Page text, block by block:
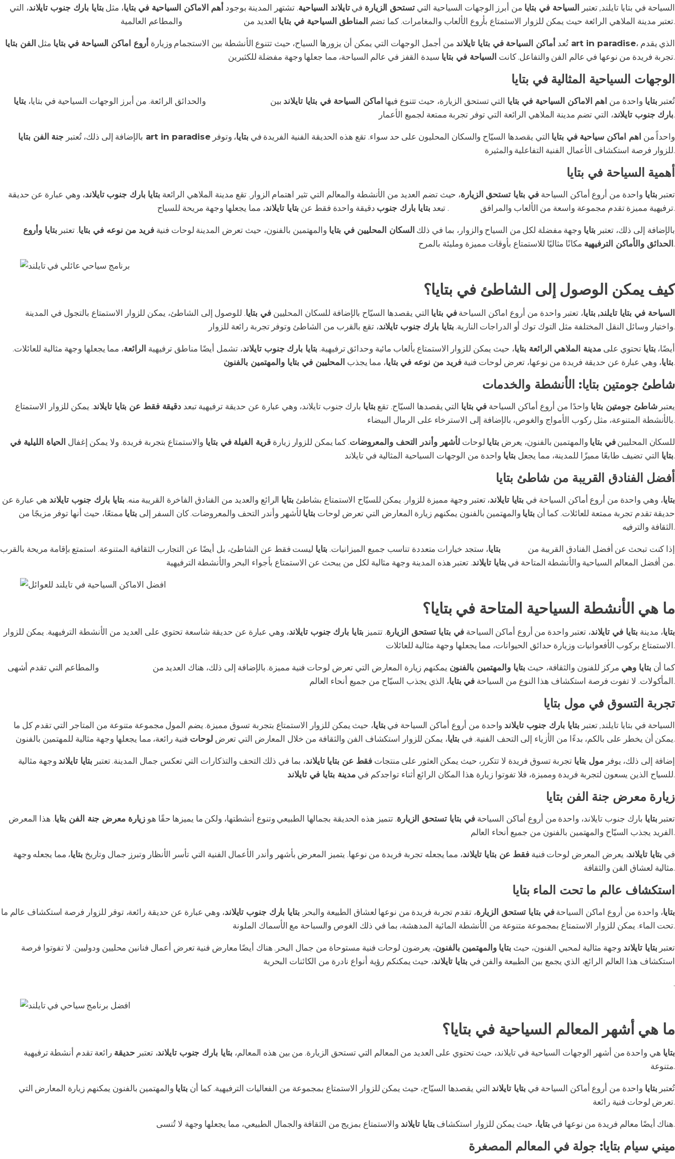
السياحة في بتايا تايلند, تعتبر السياحة في بتايا من أبرز الوجهات السياحية التيتستحق الزيارة فيتايلاند السياحية. تشتهر المدينة بوجود أهم الاماكن السياحية في بتايا، مثل بتايا بارك جنوب تايلاند، التي
تعتبر مدينة الملاهي الرائعة حيث يمكن للزوار الاستمتاع بأروع الألعاب والمغامرات. كما تضم المناطق السياحية في بتايا العديد من والمطاعم العالمية.
تُعد أماكن السياحة في بتايا تايلاند من أجمل الوجهات التي يمكن أن يزورها السياح، حيث تتنوع الأنشطة بين الاستجمام وزيارة أروع اماكن السياحة في بتايا مثل الفن بتايا art in paradise، الذي يقدم
تجربة فريدة من نوعها في عالم الفن والتفاعل. كانت السياحة في بتايا سيدة القفز في عالم السياحة، مما جعلها وجهة مفضلة للكثيرين.
الوجهات السياحية المثالية في بتايا
تُعتبر بتايا واحدة من اهم الاماكن السياحية في بتايا التي تستحق الزيارة، حيث تتنوع فيها اماكن السياحة في بتايا تايلاند بين والحدائق الرائعة. من أبرز الوجهات السياحية في بتايا، بتايا
بارك جنوب تايلاند، التي تضم مدينة الملاهي الرائعة التي توفر تجربة ممتعة لجميع الأعمار.
بالإضافة إلى ذلك، تُعتبر جنة الفن بتايا art in paradise واحداً من اهم اماكن سياحية في بتايا التي يقصدها السيّاح والسكان المحليون على حد سواء. تقع هذه الحديقة الفنية الفريدة في بتايا، وتوفر
للزوار فرصة استكشاف الأعمال الفنية التفاعلية والمثيرة.
أهمية السياحة في بتايا
تعتبر بتايا واحدة من أروع أماكن السياحةفي بتايا تستحق الزيارة، حيث تضم العديد من الأنشطة والمعالم التي تثير اهتمام الزوار. تقع مدينة الملاهي الرائعة بتايا بارك جنوب تايلاند، وهي عبارة عن حديقة
ترفيهية مميزة تقدم مجموعة واسعة من الألعاب والمرافق
. تبعد بتايا بارك جنوب دقيقة واحدة فقط عن بتايا تايلاند ، مما يجعلها وجهة مريحة للسياح.
بالإضافة إلى ذلك، تعتبر بتايا وجهة مفضلة لكل من السياح والزوار، بما في ذلك السكان المحليين في بتايا والمهتمين بالفنون، حيث تعرض المدينة لوحات فنيةفريد من نوعه في بتايا. تعتبر بتايا وأروع
الحدائق والأماكن الترفيهية مكانًا مثاليًا للاستمتاع بأوقات مميزة ومليئة بالمرح.
كيف يمكن الوصول إلى الشاطئ في بتايا؟
السياحة في بتايا تايلند, بتايا، تعتبر واحدة من أروع اماكن السياحةفي بتايا التي يقصدها السيّاح بالإضافة للسكان المحليينفي بتايا. للوصول إلى الشاطئ، يمكن للزوار الاستمتاع بالتجول في المدينة
واختيار وسائل النقل المختلفة مثل التوك توك أو الدراجات النارية. بتايا بارك جنوب تايلاند ، تقع بالقرب من الشاطئ وتوفر تجربة رائعة للزوار.
أيضًا، بتايا تحتوي على مدينة الملاهي الرائعة بتايا، حيث يمكن للزوار الاستمتاع بألعاب مائية وحدائق ترفيهية. بتايا بارك جنوب تايلاند، تشمل أيضًا مناطق ترفيهية الرائعة، مما يجعلها وجهة مثالية للعائلات.
بتايا، وهي عبارة عن حديقة فريدة من نوعها، تعرض لوحات فنيةفريد من نوعه في بتايا، مما يجذب المحليين في بتايا والمهتمين بالفنون .
شاطئ جومتين بتايا: الأنشطة والخدمات
يعتبرشاطئ جومتين بتايا واحدًا من أروع أماكن السياحة في بتايا التي يقصدها السيّاح. تقع بتايا بارك جنوب تايلاند، وهي عبارة عن حديقة ترفيهية تبعد دقيقة فقط عن بتايا تايلاند. يمكن للزوار الاستمتاع
بالأنشطة المتنوعة، مثل ركوب الأمواج والغوص، بالإضافة إلى الاسترخاء على الرمال البيضاء.
للسكان المحليينفي بتايا والمهتمين بالفنون، يعرض بتايا لوحات لأشهر وأندر التحف والمعروضات. كما يمكن للزوار زيارة قرية الفيلة في بتايا والاستمتاع بتجربة فريدة. ولا يمكن إغفال الحياة الليلية في
بتايا التي تضيف طابعًا مميزًا للمدينة، مما يجعل بتايا واحدة من الوجهات السياحية المثالية في تايلاند.
أفضل الفنادق القريبة من شاطئ بتايا
بتايا، وهي واحدة من أروع أماكن السياحة في بتايا تايلاند، تعتبر وجهة مميزة للزوار. يمكن للسيّاح الاستمتاع بشاطئ بتايا الرائع والعديد من الفنادق الفاخرة القريبة منه. بتايا بارك جنوب تايلاند هي عبارة عن
حديقة تقدم تجربة ممتعة للعائلات. كما أن بتايا والمهتمين بالفنون يمكنهم زيارة المعارض التي تعرض لوحات بتايا لأشهر وأندر التحف والمعروضات. كان السفر إلى بتايا ممتعًا، حيث أنها توفر مزيجًا من
الثقافة والترفيه.
إذا كنت تبحث عن أفضل الفنادق القريبة من بتايا، ستجد خيارات متعددة تناسب جميع الميزانيات. بتايا ليست فقط عن الشاطئ، بل أيضًا عن التجارب الثقافية المتنوعة. استمتع بإقامة مريحة بالقرب
من أفضل المعالم السياحية والأنشطة المتاحة في بتايا تايلاند . تعتبر هذه المدينة وجهة مثالية لكل من يبحث عن الاستمتاع بأجواء البحر والأنشطة الترفيهية.
ما هي الأنشطة السياحية المتاحة في بتايا؟
بتايا، مدينة بتايا في تايلاند، تعتبر واحدة من أروع أماكن السياحة في بتايا تستحق الزيارة. تتميز بتايا بارك جنوب تايلاند، وهي عبارة عن حديقة شاسعة تحتوي على العديد من الأنشطة الترفيهية. يمكن للزوار
الاستمتاع بركوب الأفعوانيات وزيارة حدائق الحيوانات، مما يجعلها وجهة مثالية للعائلات.
كما أن بتايا وهي مركز للفنون والثقافة، حيث بتايا والمهتمين بالفنون يمكنهم زيارة المعارض التي تعرض لوحات فنية مميزة. بالإضافة إلى ذلك، هناك العديد من
والمطاعم التي تقدم أشهى
المأكولات. لا تفوت فرصة استكشاف هذا النوع من السياحة في بتايا ، الذي يجذب السيّاح من جميع أنحاء العالم.
تجربة التسوق في مول بتايا
السياحة في بتايا تايلند, تعتبر بتايا بارك جنوب تايلاند واحدة من أروع أماكن السياحة في بتايا، حيث يمكن للزوار الاستمتاع بتجربة تسوق مميزة. يضم المول مجموعة متنوعة من المتاجر التي تقدم كل ما
يمكن أن يخطر على بالكم، بدءًا من الأزياء إلى التحف الفنية. في بتايا، يمكن للزوار استكشاف الفن والثقافة من خلال المعارض التي تعرضلوحات فنية رائعة، مما يجعلها وجهة مثالية للمهتمين بالفنون.
إضافة إلى ذلك، يوفر مول بتايا تجربة تسوق فريدة لا تتكرر، حيث يمكن العثور على منتجات فقط عن بتايا تايلاند، بما في ذلك التحف والتذكارات التي تعكس جمال المدينة. تعتبر بتايا تايلاند وجهة مثالية
للسياح الذين يسعون لتجربة فريدة ومميزة، فلا تفوتوا زيارة هذا المكان الرائع أثناء تواجدكم في مدينة بتايا في تايلاند .
زيارة معرض جنة الفن بتايا
تعتبر بتايا بارك جنوب تايلاند، واحدة من أروع أماكن السياحةفي بتايا تستحق الزيارة. تتميز هذه الحديقة بجمالها الطبيعي وتنوع أنشطتها، ولكن ما يميزها حقًا هو زيارة معرض جنة الفن بتايا. هذا المعرض
الفريد يجذب السيّاح والمهتمين بالفنون من جميع أنحاء العالم.
في بتايا تايلاند، يعرض المعرض لوحات فنيةفقط عن بتايا تايلاند، مما يجعله تجربة فريدة من نوعها. يتميز المعرض بأشهر وأندر الأعمال الفنية التي تأسر الأنظار وتبرز جمال وتاريخ بتايا، مما يجعله وجهة
مثالية لعشاق الفن والثقافة.
استكشاف عالم ما تحت الماء بتايا
بتايا، واحدة من أروع اماكن السياحةفي بتايا تستحق الزيارة، تقدم تجربة فريدة من نوعها لعشاق الطبيعة والبحر. بتايا بارك جنوب تايلاند، وهي عبارة عن حديقة رائعة، توفر للزوار فرصة استكشاف عالم ما
تحت الماء. يمكن للزوار الاستمتاع بمجموعة متنوعة من الأنشطة المائية المدهشة، بما في ذلك الغوص والسباحة مع الأسماك الملونة.
تعتبر بتايا تايلاند وجهة مثالية لمحبي الفنون، حيث بتايا والمهتمين بالفنون، يعرضون لوحات فنية مستوحاة من جمال البحر. هناك أيضًا معارض فنية تعرض أعمال فنانين محليين ودوليين. لا تفوتوا فرصة
استكشاف هذا العالم الرائع، الذي يجمع بين الطبيعة والفن في بتايا تايلاند، حيث يمكنكم رؤية أنواع نادرة من الكائنات البحرية
.
ما هي أشهر المعالم السياحية في بتايا؟
بتايا هي واحدة من أشهر الوجهات السياحية في تايلاند، حيث تحتوي على العديد من المعالم التي تستحق الزيارة. من بين هذه المعالم، بتايا بارك جنوب تايلاند، تعتبر حديقة رائعة تقدم أنشطة ترفيهية
متنوعة.
تُعتبر بتايا واحدة من أروع أماكن السياحة في بتايا تايلاند التي يقصدها السيّاح، حيث يمكن للزوار الاستمتاع بمجموعة من الفعاليات الترفيهية. كما أن بتايا والمهتمين بالفنون يمكنهم زيارة المعارض التي
تعرض لوحات فنية رائعة.
هناك أيضًا معالم فريدة من نوعها في بتايا، حيث يمكن للزوار استكشاف بتايا تايلاند والاستمتاع بمزيج من الثقافة والجمال الطبيعي، مما يجعلها وجهة لا تُنسى.
ميني سيام بتايا: جولة في المعالم المصغرة